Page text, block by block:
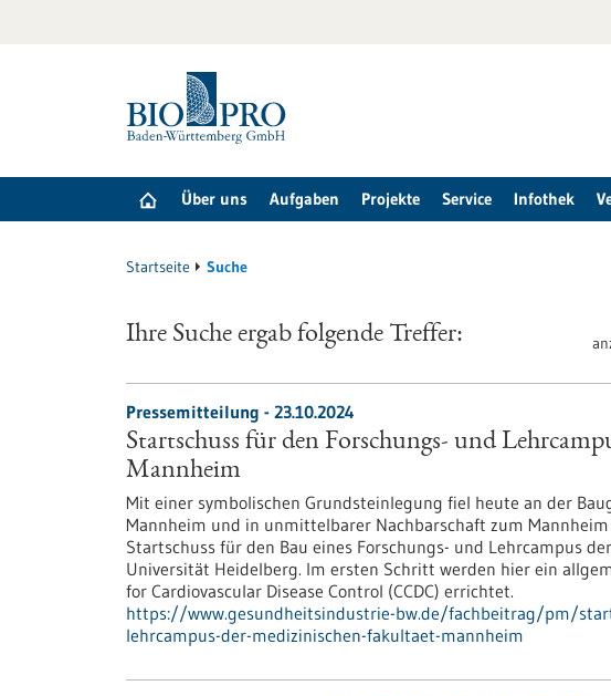
Über uns Aufgaben Projekte Service Infothek
Startseite Suche
Ihre Suche ergab folgende Treffer:
Pressemitteilung - 23.10.2024
Startschuss für den Forschungs- und
Mannheim
Mit einer symbolischen Grundsteinlegung fiel heute an der
Mannheim und in unmittelbarer Nachbarschaft zum Mannheim
Startschuss für den Bau eines Forschungs- und Lehrcampus
Universität Heidelberg. Im ersten Schritt werden hier ein
for Cardiovascular Disease Control (CCDC) errichtet.
https://www.gesundheitsindustrie-bw.de/fachbeitrag/pm/
lehrcampus-der-medizinischen-fakultaet-mannheim